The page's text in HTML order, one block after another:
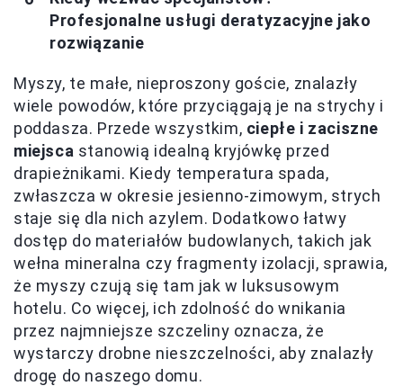
Profesjonalne usługi deratyzacyjne jako
rozwiązanie
Myszy, te małe, nieproszony goście, znalazły
wiele powodów, które przyciągają je na strychy i
poddasza. Przede wszystkim, ciepłe i zaciszne
miejsca stanowią idealną kryjówkę przed
drapieżnikami. Kiedy temperatura spada,
zwłaszcza w okresie jesienno-zimowym, strych
staje się dla nich azylem. Dodatkowo łatwy
dostęp do materiałów budowlanych, takich jak
wełna mineralna czy fragmenty izolacji, sprawia,
że myszy czują się tam jak w luksusowym
hotelu. Co więcej, ich zdolność do wnikania
przez najmniejsze szczeliny oznacza, że
wystarczy drobne nieszczelności, aby znalazły
drogę do naszego domu.